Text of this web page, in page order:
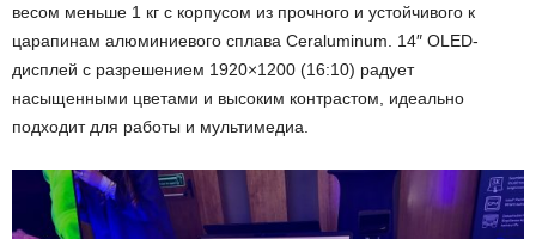
весом меньше 1 кг с корпусом из прочного и устойчивого к
царапинам алюминиевого сплава Ceraluminum. 14″ OLED-
дисплей с разрешением 1920×1200 (16:10) радует
насыщенными цветами и высоким контрастом, идеально
подходит для работы и мультимедиа.